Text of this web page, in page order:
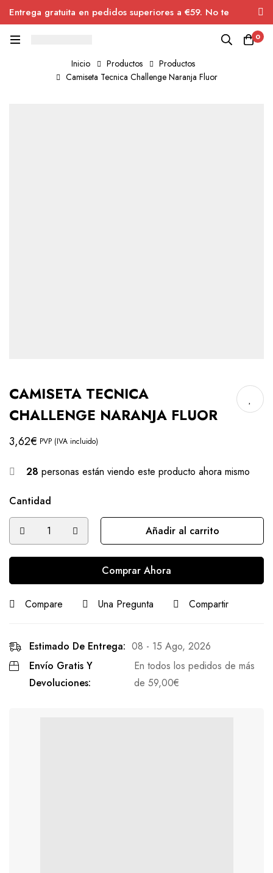
Entrega gratuita en pedidos superiores a €59. No te
pierdas el descuento.
0
Inicio Productos
Productos
Camiseta Tecnica Challenge Naranja Fluor
CAMISETA TECNICA
CHALLENGE NARANJA FLUOR
3,62€ PVP (IVA incluido)
28 personas están viendo este producto ahora mismo
Cantidad
Añadir al carrito
Comprar Ahora
Compare Una Pregunta Compartir
Estimado De Entrega: 08 - 15 Ago, 2026
Envío Gratis Y
Devoluciones:
En todos los pedidos de más
de 59,00€